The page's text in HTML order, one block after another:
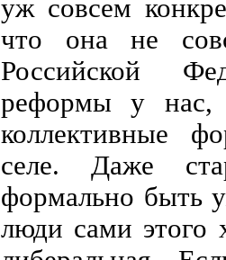
уж совсем
что она не
Российской
реформы у нас,
коллективные
селе. Даже
формально быть
люди сами этого